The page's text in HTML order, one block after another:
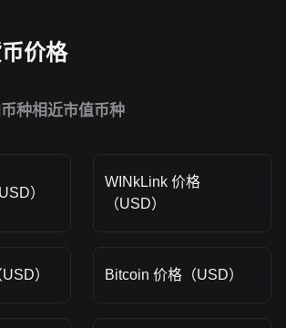
价格
种相近市值币种
）
WINkLink 价格
（USD）
） Bitcoin 价格（USD）